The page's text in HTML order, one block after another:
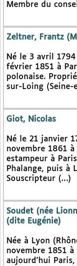
Membre du
Zeltner, Frantz
Né le 3 avril
février 1851 à
polonaise.
sur-Loing (Seine-
Giot, Nicolas
Né le 21 janvier
novembre 1861
estampeur à
Phalange, puis à
Souscripteur (…)
Soudet (née
(dite Eugénie)
Née à Lyon
novembre 1851
aujourd’hui